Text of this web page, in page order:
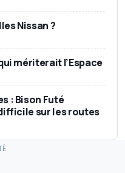
Nissan ?
mériterait l’Espace
: Bison Futé
sur les routes